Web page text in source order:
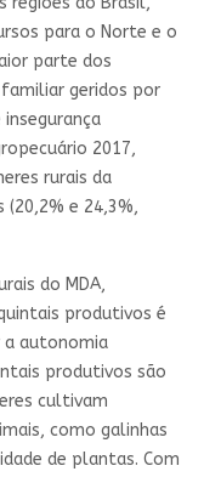
para o Norte e o
parte dos
geridos por
2017,
rurais da
e 24,3%,
do MDA,
produtivos é
autonomia
produtivos são
cultivam
como galinhas
de plantas. Com